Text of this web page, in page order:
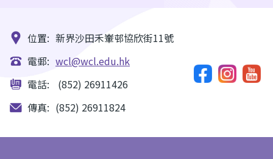
位置: 新界沙田禾輋邨協欣街11號
電郵: wcl@wcl.edu.hk
電話:
(852) 26911426
傳真: (852) 26911824